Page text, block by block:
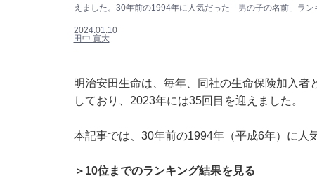
えました。30年前の1994年に人気だった「男の子の名前」ラ
2024.01.10
田中 寛大
明治安田生命は、毎年、同社の生命保険加入
しており、2023年には35回目を迎えました。
本記事では、30年前の1994年（平成6年）に人
＞10位までのランキング結果を見る